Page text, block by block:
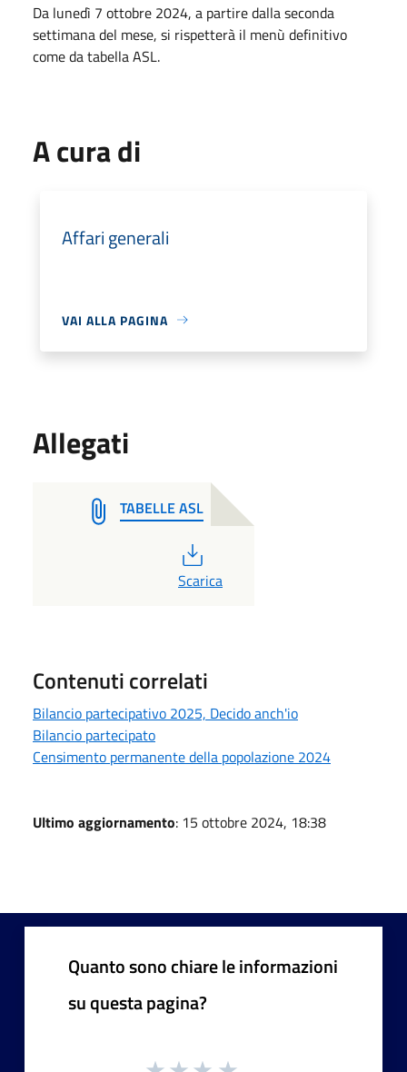
Da lunedì 7 ottobre 2024, a partire dalla seconda
settimana del mese, si rispetterà il menù definitivo
come da tabella ASL.
A cura di
Affari generali
VAI ALLA PAGINA
Allegati
TABELLE ASL
PDF
Scarica
Contenuti correlati
Bilancio partecipativo 2025, Decido anch'io
Bilancio partecipato
Censimento permanente della popolazione 2024
Ultimo aggiornamento: 15 ottobre 2024, 18:38
Quanto sono chiare le informazioni
su questa pagina?